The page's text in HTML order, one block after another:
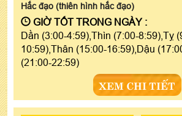
Hắc đạo (thiên hình hắc đạo)
GIỜ TỐT TRONG NGÀY :
Dần (3:00-4:59),Thìn (7:00-8:59),Tỵ
10:59),Thân (15:00-16:59),Dậu
(21:00-22:59)
XEM CHI TIẾT